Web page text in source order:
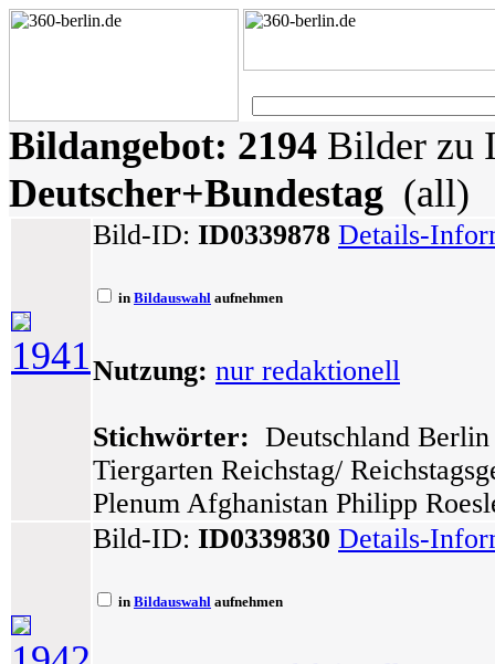
Bildangebot: 2194 Bilder zu
Deutscher+Bundestag (all)
1941
Bild-ID: ID0339878 Details-
in Bildauswahl aufnehmen
Nutzung: nur redaktionell
Stichwörter: Deutschland
Tiergarten Reichstag/
Plenum Afghanistan Philipp
Bild-ID: ID0339830 Details-
in Bildauswahl aufnehmen